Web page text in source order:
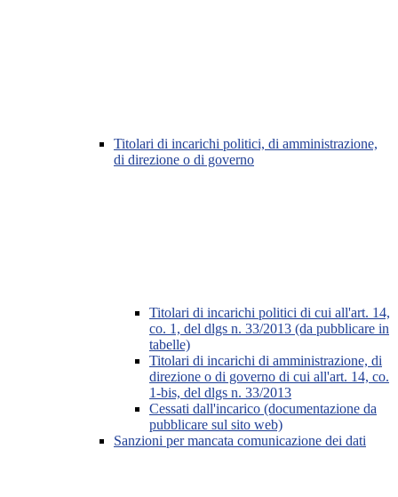
Titolari di incarichi politici, di amministrazione,
di direzione o di governo
Titolari di incarichi politici di cui all'art. 14,
co. 1, del dlgs n. 33/2013 (da pubblicare in
tabelle)
Titolari di incarichi di amministrazione, di
direzione o di governo di cui all'art. 14, co.
1-bis, del dlgs n. 33/2013
Cessati dall'incarico (documentazione da
pubblicare sul sito web)
Sanzioni per mancata comunicazione dei dati